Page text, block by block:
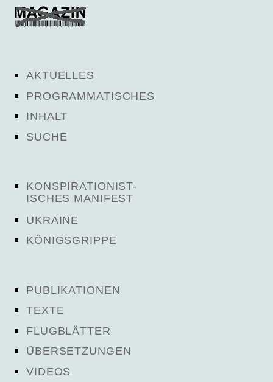
AKTUELLES
PROGRAMMATISCHES
INHALT
SUCHE
KONSPIRATIONIST-
ISCHES MANIFEST
UKRAINE
KÖNIGSGRIPPE
PUBLIKATIONEN
TEXTE
FLUGBLÄTTER
ÜBERSETZUNGEN
VIDEOS